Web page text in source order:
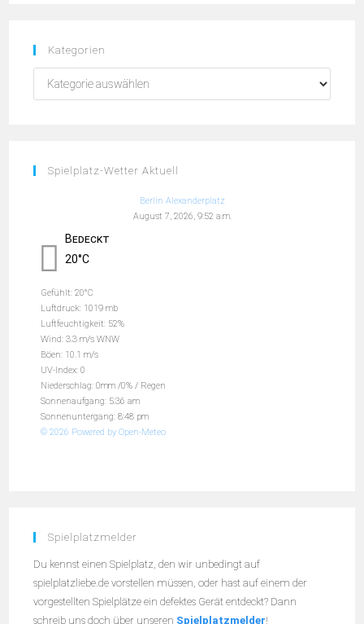
Kategorien
Spielplatz-Wetter Aktuell
Berlin Alexanderplatz
August 7, 2026, 9:52 a.m.
Bedeckt
20°C
Gefühlt: 20°C
Luftdruck: 1019 mb
Luftfeuchtigkeit: 52%
Wind: 3.3 m/s WNW
Böen: 10.1 m/s
UV-Index: 0
Niederschlag:0mm /0% / Regen
Sonnenaufgang: 5:36 am
Sonnenuntergang: 8:48 pm
© 2026 Powered by Open-Meteo
Spielplatzmelder
Du kennst einen Spielplatz, den wir unbedingt auf
spielplatzliebe.de vorstellen müssen, oder hast auf einem der
vorgestellten Spielplätze ein defektes Gerät entdeckt? Dann
schreib uns doch über unseren Spielplatzmelder!